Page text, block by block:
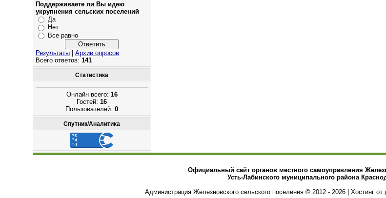
Поддерживаете ли Вы идею
укрупнения сельских поселений
Да
Нет
Все равно
Результаты |Архив опросов
Всего ответов:141
Статистика
Онлайн всего: 16
Гостей:16
Пользователей:0
Спутник/Аналитика
Официальный сайт органов местного самоуправления
Усть-Лабинского муниципального района
Администрация Железновского сельского поселения © 2012 - 2026| Хостинг от